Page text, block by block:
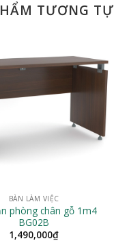
TƯƠNG TỰ
BÀN LÀM VIỆC
phòng chân gỗ 1m4
BG02B
1,490,000₫